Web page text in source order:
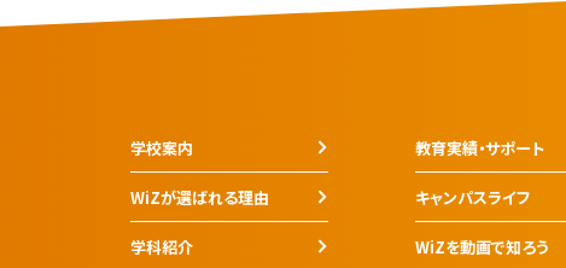
学校案内
WiZが選ばれる理由
学科紹介
教育実績・サポート
キャンパスライフ
WiZを動画で知ろう